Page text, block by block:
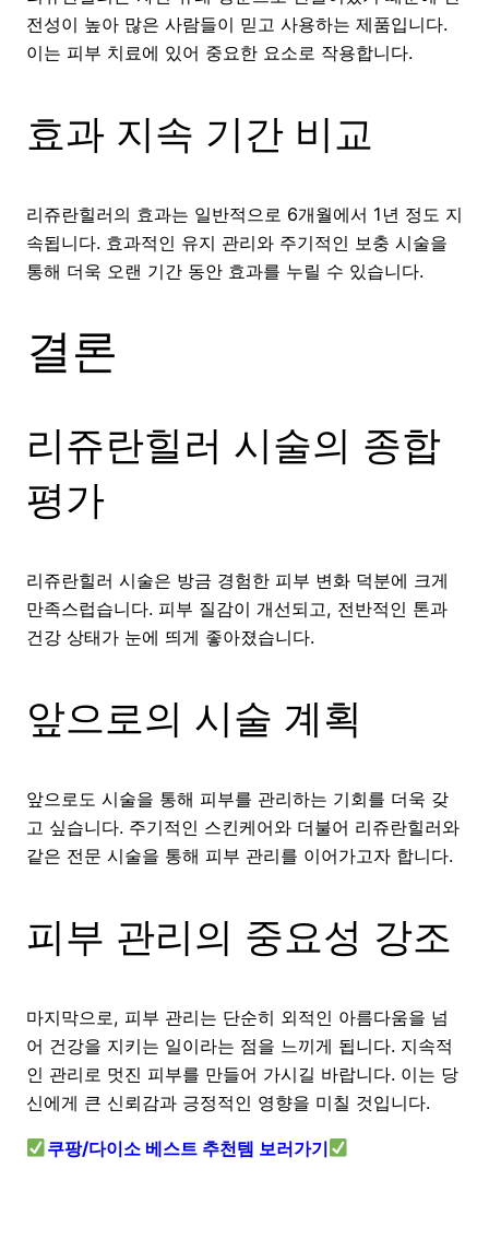
전성이 높아 많은 사람들이 믿고 사용하는 제품입니다.
이는 피부 치료에 있어 중요한 요소로 작용합니다.
효과 지속 기간 비교
리쥬란힐러의 효과는 일반적으로 6개월에서 1년 정도 지
속됩니다. 효과적인 유지 관리와 주기적인 보충 시술을
통해 더욱 오랜 기간 동안 효과를 누릴 수 있습니다.
결론
리쥬란힐러 시술의 종합
평가
리쥬란힐러 시술은 방금 경험한 피부 변화 덕분에 크게
만족스럽습니다. 피부 질감이 개선되고, 전반적인 톤과
건강 상태가 눈에 띄게 좋아졌습니다.
앞으로의 시술 계획
앞으로도 시술을 통해 피부를 관리하는 기회를 더욱 갖
고 싶습니다. 주기적인 스킨케어와 더불어 리쥬란힐러와
같은 전문 시술을 통해 피부 관리를 이어가고자 합니다.
피부 관리의 중요성 강조
마지막으로, 피부 관리는 단순히 외적인 아름다움을 넘
어 건강을 지키는 일이라는 점을 느끼게 됩니다. 지속적
인 관리로 멋진 피부를 만들어 가시길 바랍니다. 이는 당
신에게 큰 신뢰감과 긍정적인 영향을 미칠 것입니다.
쿠팡/다이소 베스트 추천템 보러가기